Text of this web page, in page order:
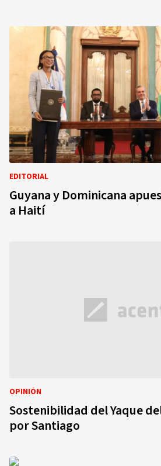
EDITORIAL
Guyana y Dominicana
a Haití
OPINIÓN
Sostenibilidad del Yaque
por Santiago